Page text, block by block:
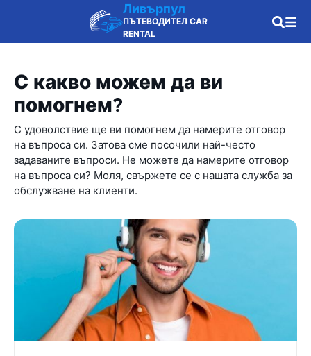
Ливърпул
ПЪТЕВОДИТЕЛ CAR
RENTAL
С какво можем да ви
помогнем?
С удоволствие ще ви помогнем да намерите отговор
на въпроса си. Затова сме посочили най-често
задаваните въпроси. Не можете да намерите отговор
на въпроса си? Моля, свържете се с нашата служба за
обслужване на клиенти.